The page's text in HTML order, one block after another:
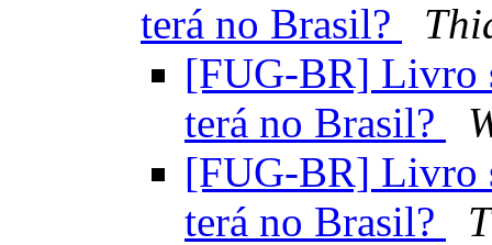
terá no Brasil?
[FUG-BR] Livro
terá no Brasil?
[FUG-BR] Livro
terá no Brasil?